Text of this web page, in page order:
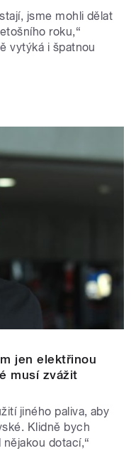
jsme mohli dělat
roku,“
vytýká i špatnou
jen elektřinou
musí zvážit
jiného paliva, aby
Klidně bych
dotací,“